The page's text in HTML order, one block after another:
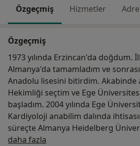
Özgeçmiş Hizmetler
Özgeçmiş
1973 yılında Erzincan'da doğdum.
Almanya'da tamamladım ve
Anadolu lisesini bitirdim. Akabinde
Hekimliği seçtim ve Ege
başladım. 2004 yılında Ege
Kardiyoloji anabilim dalında
süreçte Almanya Heidelberg Üniversitesi'nin
Mannheim kliniğinde bir yıl
daha fazla